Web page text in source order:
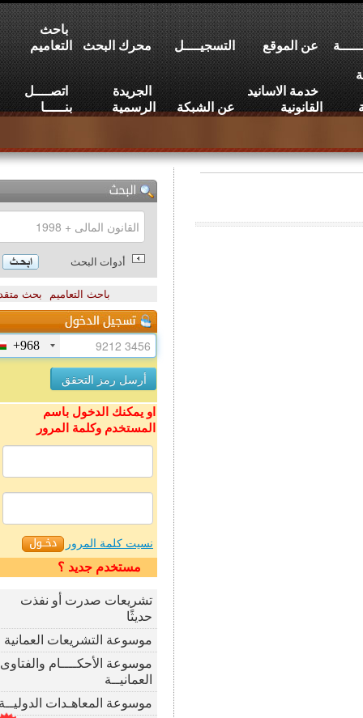
عن الموقع التسجيــــل محرك البحث
باحث
التعاميم
خدمة الاسانيد
القانونية
عن الشبكة
الجريدة
الرسمية
اتصــــل
بنـــــا
أدوات البحث
باحث التعاميم بحث متقدم
+968
او يمكنك الدخول باسم
المستخدم وكلمة المرور
نسيت كلمة المرور
مستخدم جديد ؟
تشريعات صدرت أو نفذت
حديثًا
موسوعة التشريعات العمانية
موسوعة الأحكــــام والفتاوى
العمانيــة
موسوعة المعاهـدات الدوليــة